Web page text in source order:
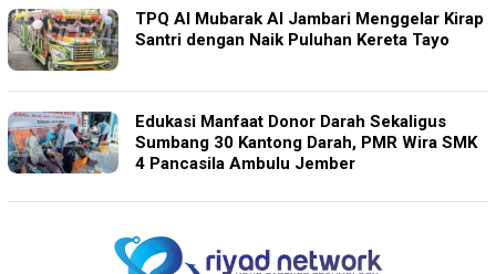
TPQ Al Mubarak Al Jambari Menggelar Kirap
Santri dengan Naik Puluhan Kereta Tayo
Edukasi Manfaat Donor Darah Sekaligus
Sumbang 30 Kantong Darah, PMR Wira SMK
4 Pancasila Ambulu Jember